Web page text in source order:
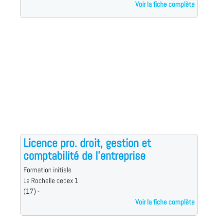
Voir la fiche complète
Licence pro. droit, gestion et
comptabilité de l'entreprise
Formation initiale
La Rochelle cedex 1
(17) -
Voir la fiche complète